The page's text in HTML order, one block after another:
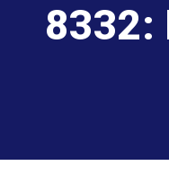
8332: